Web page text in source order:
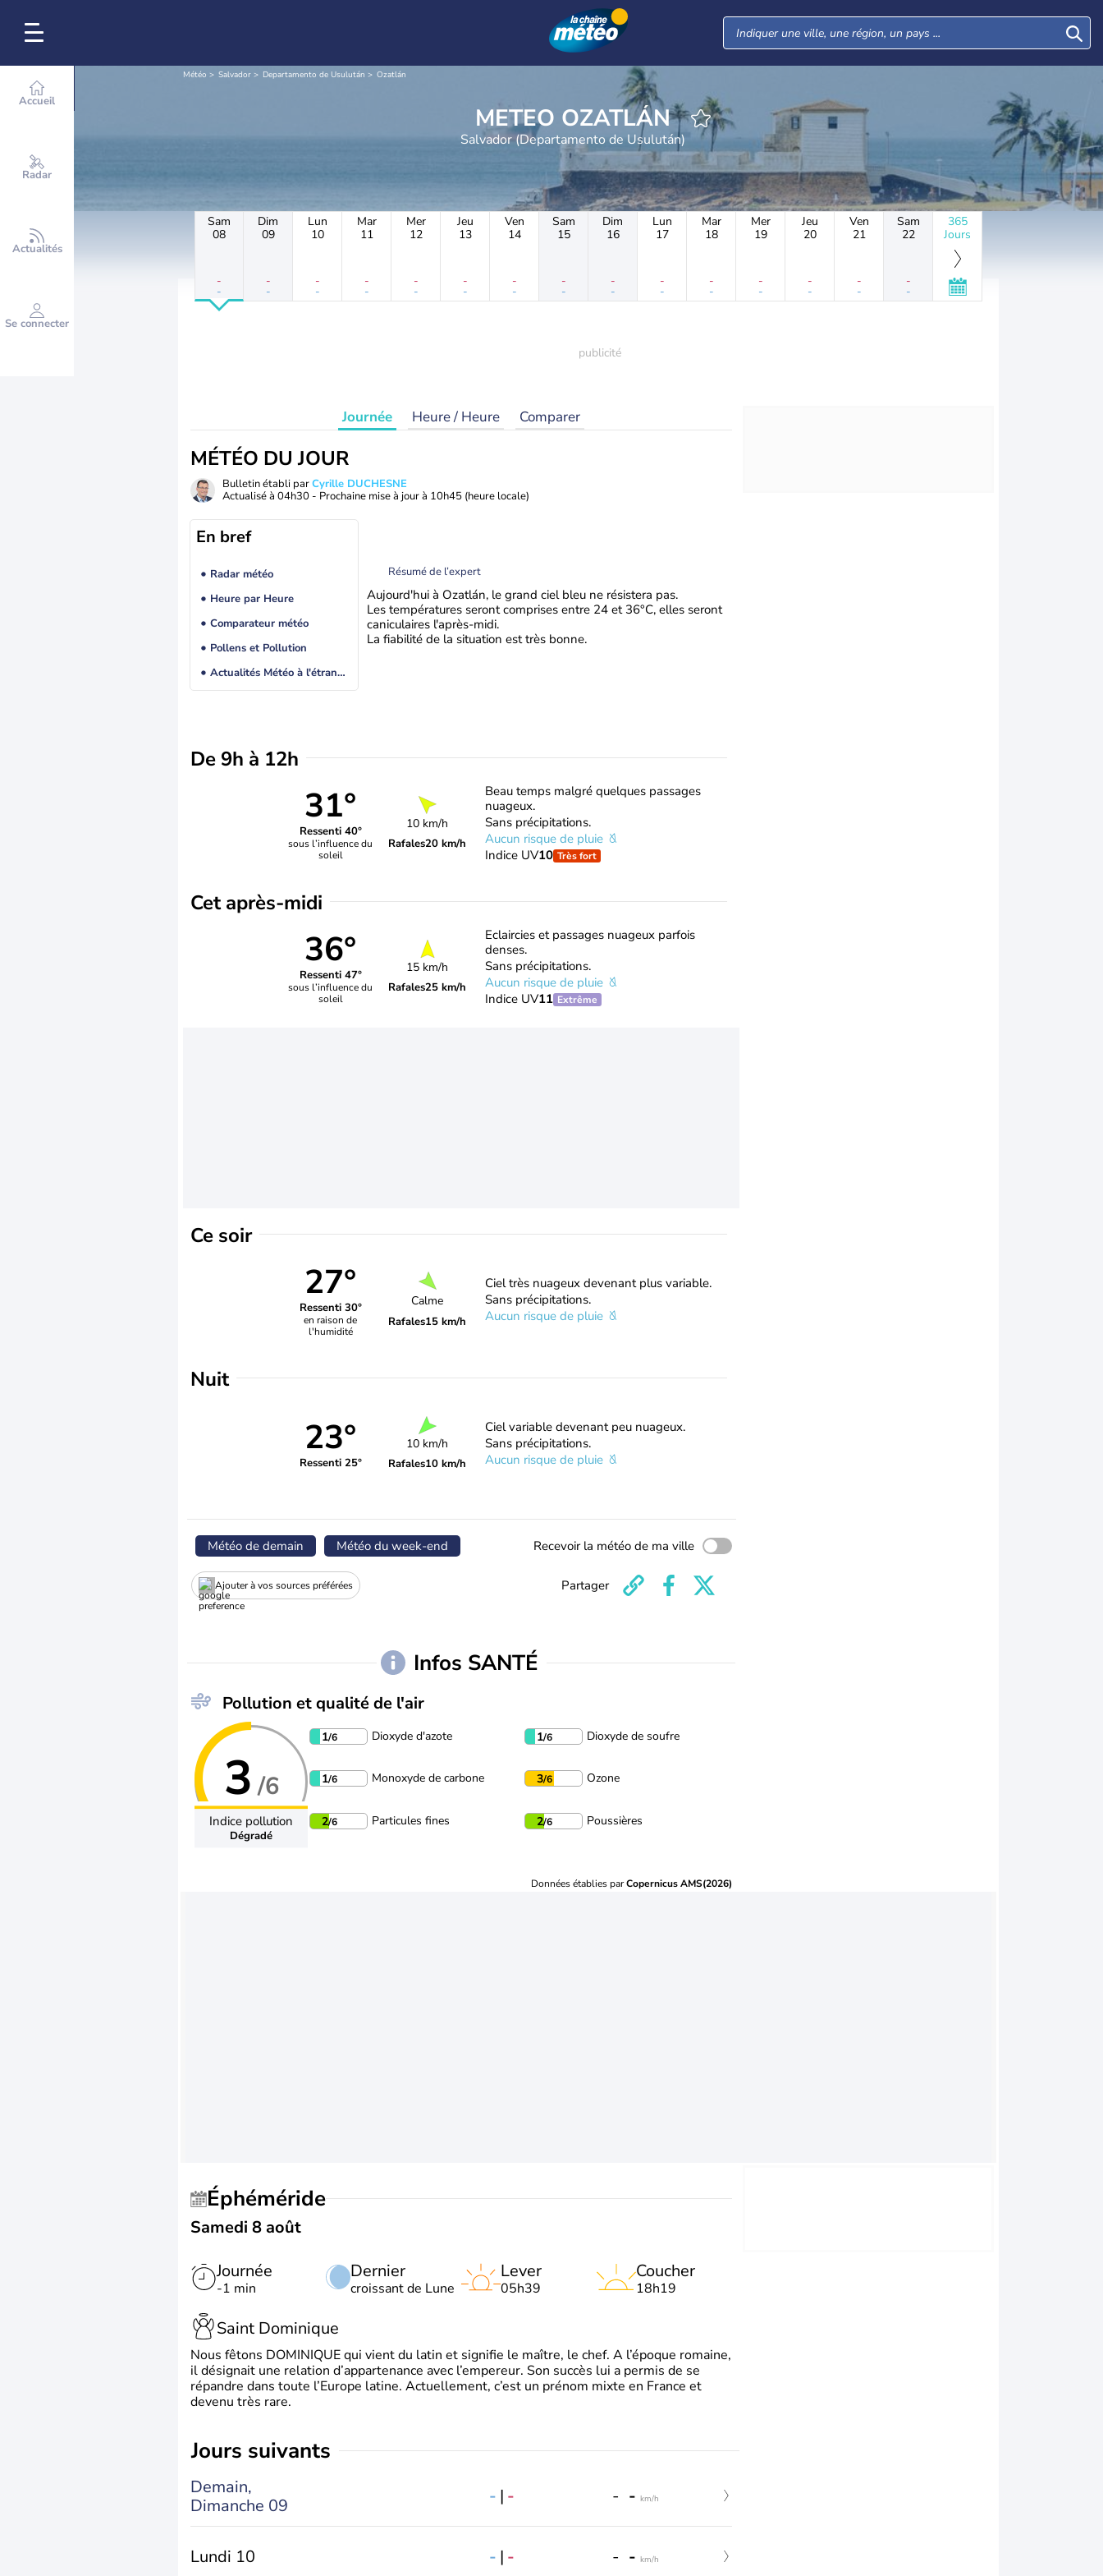
Accueil
Radar
Actualités
Se connecter
Météo Salvador Departamento de Usulután Ozatlán
METEO OZATLÁN
Salvador (Departamento de Usulután)
Sam
08
-
-
Dim
09
-
-
Lun
10
-
-
Mar
11
-
-
Mer
12
-
-
Jeu
13
-
-
Ven
14
-
-
Sam
15
-
-
Dim
16
-
-
Lun
17
-
-
Mar
18
-
-
Mer
19
-
-
Jeu
20
-
-
Ven
21
-
-
Sam
22
-
-
365
Jours
Journée Heure / Heure Comparer
MÉTÉO DU JOUR
Bulletin établi parCyrille DUCHESNE
Actualisé à 04h30 - Prochaine mise à jour à 10h45 (heure locale)
En bref
Radar météo
Heure par Heure
Comparateur météo
Pollens et Pollution
Actualités Météo à l'étranger
Résumé de l’expert
Aujourd'hui à Ozatlán, le grand ciel bleu ne résistera pas.
Les températures seront comprises entre 24 et 36°C, elles seront
caniculaires l'après-midi.
La fiabilité de la situation est très bonne.
De 9h à 12h
31°
Ressenti 40°
sous l’influence du
soleil
10 km/h
Rafales20 km/h
Beau temps malgré quelques passages
nuageux.
Sans précipitations.
Aucun risque de pluie
Indice UV10 Très fort
Cet après-midi
36°
Ressenti 47°
sous l’influence du
soleil
15 km/h
Rafales25 km/h
Eclaircies et passages nuageux parfois
denses.
Sans précipitations.
Aucun risque de pluie
Indice UV11 Extrême
Ce soir
27°
Ressenti 30°
en raison de
l'humidité
Calme
Rafales15 km/h
Ciel très nuageux devenant plus variable.
Sans précipitations.
Aucun risque de pluie
Nuit
23°
Ressenti 25°
10 km/h
Rafales10 km/h
Ciel variable devenant peu nuageux.
Sans précipitations.
Aucun risque de pluie
Météo de demain Météo du week-end Recevoir la météo de ma ville
Ajouter à vos sources préférées Partager
Infos SANTÉ
Pollution et qualité de l'air
3 /6
Indice pollution
Dégradé
1/6 Dioxyde d'azote 1/6 Dioxyde de soufre
1/6 Monoxyde de carbone 3/6 Ozone
2/6 Particules fines 2/6 Poussières
Données établies parCopernicus AMS(2026)
Éphéméride
Samedi 8 août
Journée
-1 min
Dernier
croissant de Lune
Lever
05h39
Coucher
18h19
Saint Dominique
Nous fêtons DOMINIQUE qui vient du latin et signifie le maître, le chef. A l’époque romaine,
il désignait une relation d’appartenance avec l’empereur. Son succès lui a permis de se
répandre dans toute l’Europe latine. Actuellement, c’est un prénom mixte en France et
devenu très rare.
jours suivants
Demain,
Dimanche 09
- | - - - km/h
Lundi 10 - | - - - km/h